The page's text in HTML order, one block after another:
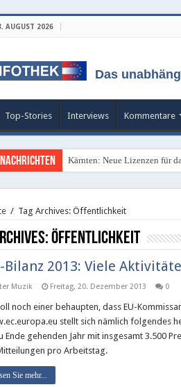
AUGUST 2026
Das
Top-Stories Interviews Kommentare
Kärnten: Neue Lizenzen für
/ Tag Archives: Öffentlichkeit
Öffentlichkeit
Bilanz 2013: Viele
Muzik Freitag, 20. Dezember 2013 0
noch einer behaupten, dass EU-
stellt sich nämlich folgendes
Ende gehenden Jahr mit insgesamt 3.500
pro Arbeitstag.
Sie mehr...